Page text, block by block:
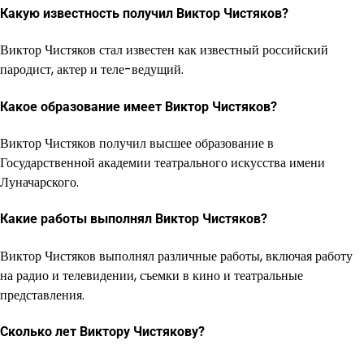
Какую известность получил Виктор Чистяков?
Виктор Чистяков стал известен как известный российский
пародист, актер и теле-ведущий.
Какое образование имеет Виктор Чистяков?
Виктор Чистяков получил высшее образование в
Государственной академии театрального искусства имени
Луначарского.
Какие работы выполнял Виктор Чистяков?
Виктор Чистяков выполнял различные работы, включая работу
на радио и телевидении, съемки в кино и театральные
представления.
Сколько лет Виктору Чистякову?